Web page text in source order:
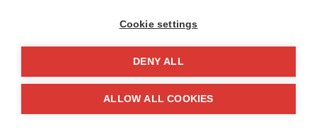
© 2026 Hablamos, Spanish School.
All rights reserved
Cookie settings
DENY ALL
ALLOW ALL COOKIES